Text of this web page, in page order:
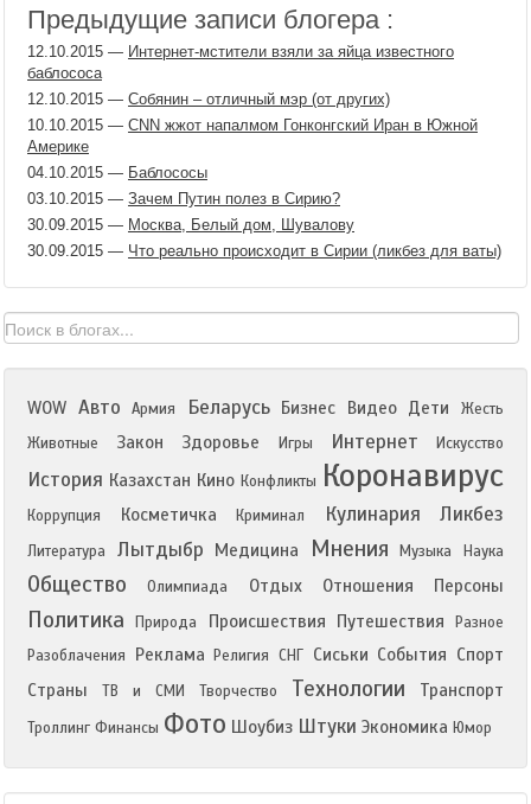
Предыдущие записи блогера :
12.10.2015 — Интернет-мстители взяли за яйца известного
баблососа
12.10.2015 — Собянин – отличный мэр (от других)
10.10.2015 — CNN жжот напалмом Гонконгский Иран в Южной
Америке
04.10.2015 — Баблососы
03.10.2015 — Зачем Путин полез в Сирию?
30.09.2015 — Москва, Белый дом, Шувалову
30.09.2015 — Что реально происходит в Сирии (ликбез для ваты)
WOW Авто Армия Беларусь Бизнес Видео Дети
Жесть
Животные
Закон Здоровье Игры Интернет Искусство
История Казахстан Кино Конфликты Коронавирус
Коррупция Косметичка Криминал Кулинария Ликбез
Литература Лытдыбр Медицина Мнения Музыка Наука
Общество Олимпиада Отдых Отношения Персоны
Политика Природа Происшествия Путешествия
Разное
Разоблачения
Реклама Религия СНГ Сиськи События Спорт
Страны
ТВ и СМИ Творчество Технологии Транспорт
Троллинг Финансы Фото Шоубиз Штуки Экономика Юмор